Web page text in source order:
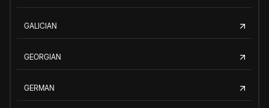
GALICIAN
GEORGIAN
GERMAN